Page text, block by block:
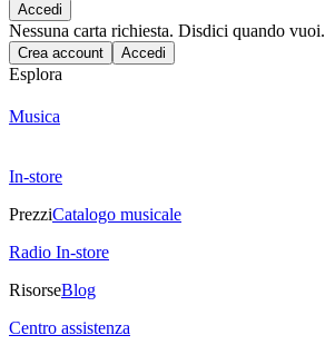
Accedi
Nessuna carta richiesta. Disdici quando vuoi.
Crea account Accedi
Esplora
Musica
In-store
PrezziCatalogo musicale
Radio In-store
RisorseBlog
Centro assistenza